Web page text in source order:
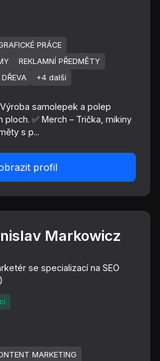
PRÁCE
REKLAMNÍ PŘEDMĚTY
+4 další
samolepek a polep
✅ Merch – Trička, mikiny
s p...
profil
Markowicz
se specializací na SEO
MARKETING